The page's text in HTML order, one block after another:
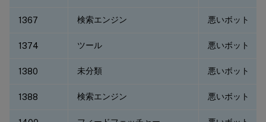
1367 検索エンジン 悪いボット
1374 ツール 悪いボット
1380 未分類 悪いボット
1388 検索エンジン 悪いボット